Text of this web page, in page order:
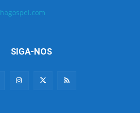
SIGA-NOS